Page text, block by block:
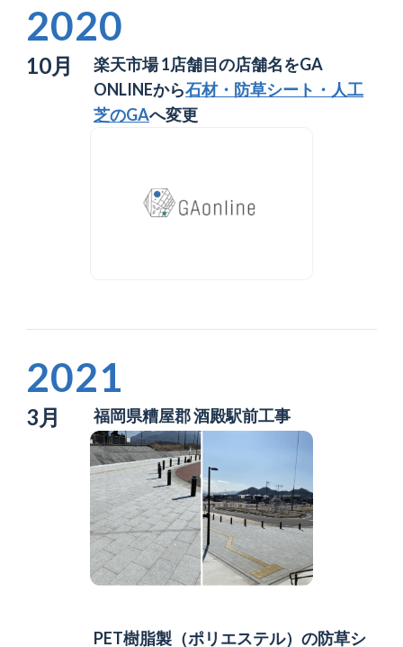
2020
10月
楽天市場 1店舗目の店舗名をGA
ONLINEから石材・防草シート・人工
芝のGAへ変更
2021
3月 福岡県糟屋郡 酒殿駅前工事
PET樹脂製（ポリエステル）の防草シ